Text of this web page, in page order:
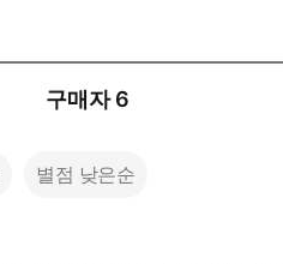
구매자 6
별점 낮은순